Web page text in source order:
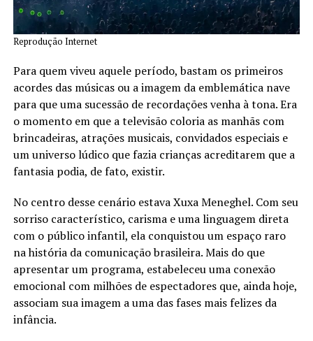
Reprodução Internet
Para quem viveu aquele período, bastam os primeiros
acordes das músicas ou a imagem da emblemática nave
para que uma sucessão de recordações venha à tona. Era
o momento em que a televisão coloria as manhãs com
brincadeiras, atrações musicais, convidados especiais e
um universo lúdico que fazia crianças acreditarem que a
fantasia podia, de fato, existir.
No centro desse cenário estava Xuxa Meneghel. Com seu
sorriso característico, carisma e uma linguagem direta
com o público infantil, ela conquistou um espaço raro
na história da comunicação brasileira. Mais do que
apresentar um programa, estabeleceu uma conexão
emocional com milhões de espectadores que, ainda hoje,
associam sua imagem a uma das fases mais felizes da
infância.